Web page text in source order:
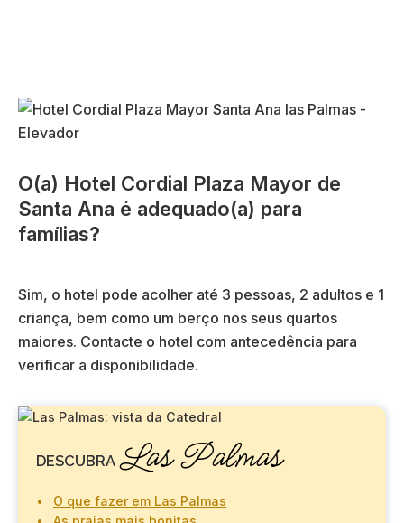
O(a) Hotel Cordial Plaza Mayor de
Santa Ana é adequado(a) para
famílias?
Sim, o hotel pode acolher até 3 pessoas, 2 adultos e 1
criança, bem como um berço nos seus quartos
maiores. Contacte o hotel com antecedência para
verificar a disponibilidade.
DESCUBRA Las Palmas
O que fazer em Las Palmas